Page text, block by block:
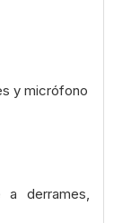
y micrófono
a derrames,